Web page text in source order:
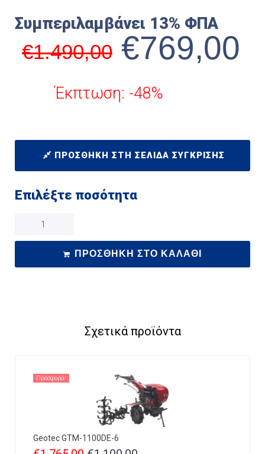
Συμπεριλαμβάνει 13% ΦΠΑ
€1.490,00 €769,00
Έκπτωση: -48%
ΠΡΟΣΘΉΚΗ ΣΤΗ ΣΕΛΊΔΑ ΣΎΓΚΡΙΣΗΣ
Επιλέξτε ποσότητα
ΠΡΟΣΘΉΚΗ ΣΤΟ ΚΑΛΆΘΙ
Σχετικά προϊόντα
Προσφορά!
Geotec GTM-1100DE-6